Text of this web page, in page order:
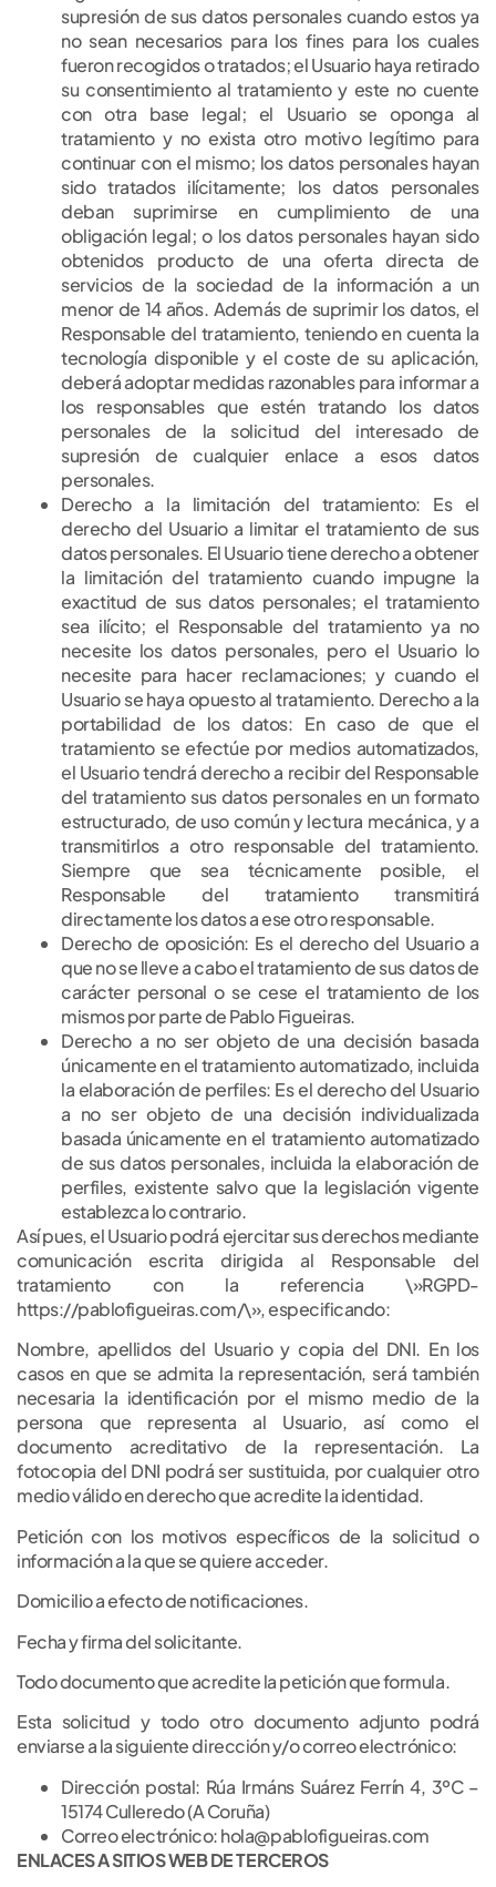
supresión de sus datos personales cuando estos ya
no sean necesarios para los fines para los cuales
fueron recogidos o tratados; el Usuario haya retirado
su consentimiento al tratamiento y este no cuente
con otra base legal; el Usuario se oponga al
tratamiento y no exista otro motivo legítimo para
continuar con el mismo; los datos personales hayan
sido tratados ilícitamente; los datos personales
deban suprimirse en cumplimiento de una
obligación legal; o los datos personales hayan sido
obtenidos producto de una oferta directa de
servicios de la sociedad de la información a un
menor de 14 años. Además de suprimir los datos, el
Responsable del tratamiento, teniendo en cuenta la
tecnología disponible y el coste de su aplicación,
deberá adoptar medidas razonables para informar a
los responsables que estén tratando los datos
personales de la solicitud del interesado de
supresión de cualquier enlace a esos datos
personales.
Derecho a la limitación del tratamiento: Es el
derecho del Usuario a limitar el tratamiento de sus
datos personales. El Usuario tiene derecho a obtener
la limitación del tratamiento cuando impugne la
exactitud de sus datos personales; el tratamiento
sea ilícito; el Responsable del tratamiento ya no
necesite los datos personales, pero el Usuario lo
necesite para hacer reclamaciones; y cuando el
Usuario se haya opuesto al tratamiento. Derecho a la
portabilidad de los datos: En caso de que el
tratamiento se efectúe por medios automatizados,
el Usuario tendrá derecho a recibir del Responsable
del tratamiento sus datos personales en un formato
estructurado, de uso común y lectura mecánica, y a
transmitirlos a otro responsable del tratamiento.
Siempre que sea técnicamente posible, el
Responsable del tratamiento transmitirá
directamente los datos a ese otro responsable.
Derecho de oposición: Es el derecho del Usuario a
que no se lleve a cabo el tratamiento de sus datos de
carácter personal o se cese el tratamiento de los
mismos por parte de Pablo Figueiras.
Derecho a no ser objeto de una decisión basada
únicamente en el tratamiento automatizado, incluida
la elaboración de perfiles: Es el derecho del Usuario
a no ser objeto de una decisión individualizada
basada únicamente en el tratamiento automatizado
de sus datos personales, incluida la elaboración de
perfiles, existente salvo que la legislación vigente
establezca lo contrario.
Así pues, el Usuario podrá ejercitar sus derechos mediante
comunicación escrita dirigida al Responsable del
tratamiento con la referencia \»RGPD-
https://pablofigueiras.com/\», especificando:
Nombre, apellidos del Usuario y copia del DNI. En los
casos en que se admita la representación, será también
necesaria la identificación por el mismo medio de la
persona que representa al Usuario, así como el
documento acreditativo de la representación. La
fotocopia del DNI podrá ser sustituida, por cualquier otro
medio válido en derecho que acredite la identidad.
Petición con los motivos específicos de la solicitud o
información a la que se quiere acceder.
Domicilio a efecto de notificaciones.
Fecha y firma del solicitante.
Todo documento que acredite la petición que formula.
Esta solicitud y todo otro documento adjunto podrá
enviarse a la siguiente dirección y/o correo electrónico:
Dirección postal: Rúa Irmáns Suárez Ferrín 4, 3ºC –
15174 Culleredo (A Coruña)
Correo electrónico: hola@pablofigueiras.com
ENLACES A SITIOS WEB DE TERCEROS